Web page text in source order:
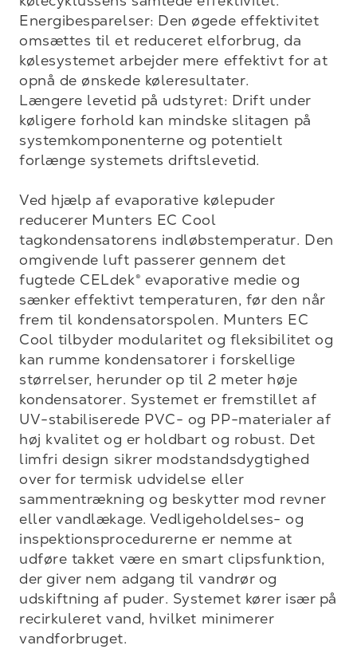
Energibesparelser: Den øgede effektivitet
omsættes til et reduceret elforbrug, da
kølesystemet arbejder mere effektivt for at
opnå de ønskede køleresultater.
Længere levetid på udstyret: Drift under
køligere forhold kan mindske slitagen på
systemkomponenterne og potentielt
forlænge systemets driftslevetid.
Ved hjælp af evaporative kølepuder
reducerer Munters EC Cool
tagkondensatorens indløbstemperatur. Den
omgivende luft passerer gennem det
fugtede CELdek® evaporative medie og
sænker effektivt temperaturen, før den når
frem til kondensatorspolen. Munters EC
Cool tilbyder modularitet og fleksibilitet og
kan rumme kondensatorer i forskellige
størrelser, herunder op til 2 meter høje
kondensatorer. Systemet er fremstillet af
UV-stabiliserede PVC- og PP-materialer af
høj kvalitet og er holdbart og robust. Det
limfri design sikrer modstandsdygtighed
over for termisk udvidelse eller
sammentrækning og beskytter mod revner
eller vandlækage. Vedligeholdelses- og
inspektionsprocedurerne er nemme at
udføre takket være en smart clipsfunktion,
der giver nem adgang til vandrør og
udskiftning af puder. Systemet kører især på
recirkuleret vand, hvilket minimerer
vandforbruget.